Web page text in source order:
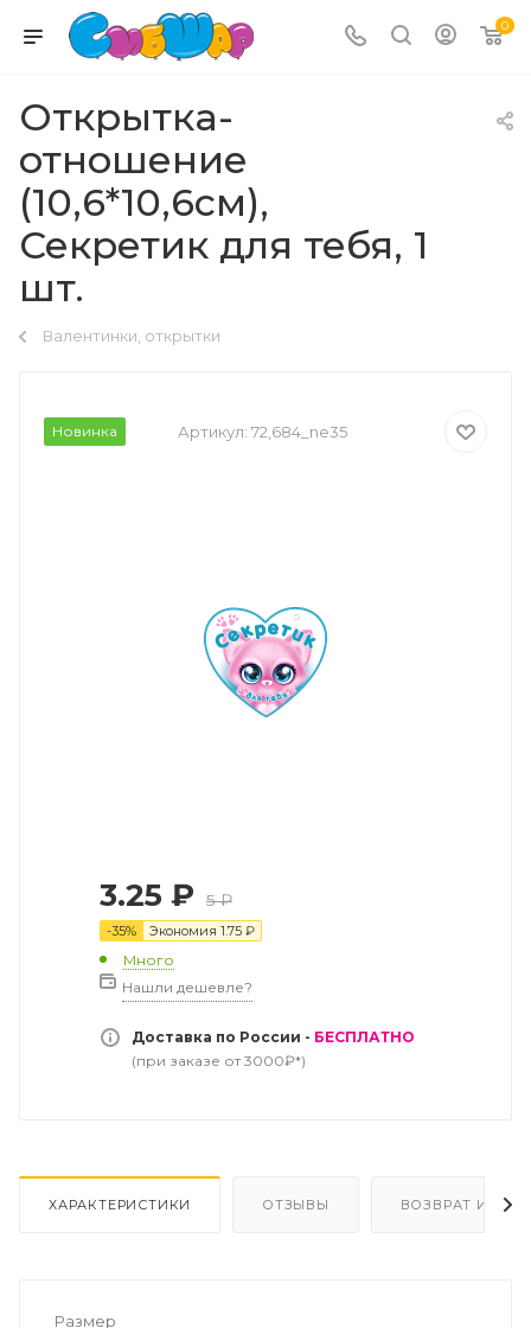
0
Открытка-
отношение
(10,6*10,6см),
Секретик для тебя, 1
шт.
Валентинки, открытки
Новинка Артикул: 72,684_ne35
3.25 ₽ 5₽
-35% Экономия 1.75 ₽
Много
Нашли дешевле?
Доставка по России - БЕСПЛАТНО
(при заказе от 3000₽*)
ХАРАКТЕРИСТИКИ ОТЗЫВЫ ВОЗВРАТ И
Размер